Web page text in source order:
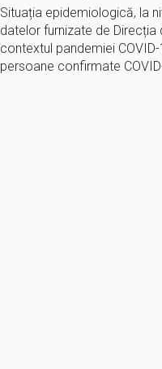
Situația epidemiologică, la
datelor furnizate de Direcția
contextul pandemiei
persoane confirmate